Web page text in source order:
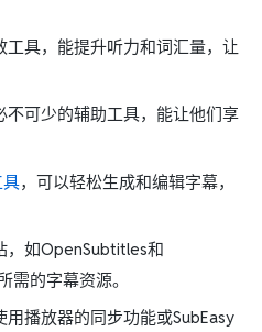
工具，能提升听力和词汇量，让
不可少的辅助工具，能让他们享
具，可以轻松生成和编辑字幕，
，如OpenSubtitles和
需的字幕资源。
播放器的同步功能或SubEasy